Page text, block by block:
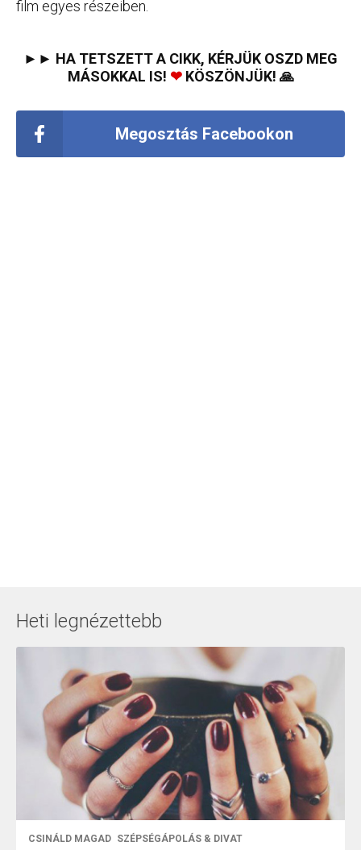
film egyes részeiben.
►► HA TETSZETT A CIKK, KÉRJÜK OSZD MEG
MÁSOKKAL IS! ❤KÖSZÖNJÜK! 🙏
Megosztás Facebookon
Heti legnézettebb
CSINÁLD MAGAD SZÉPSÉGÁPOLÁS & DIVAT